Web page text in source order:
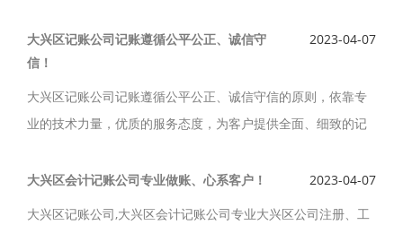
大兴区记账公司记账遵循公平公正、诚信守
信！
2023-04-07
大兴区记账公司记账遵循公平公正、诚信守信的原则，依靠专
业的技术力量，优质的服务态度，为客户提供全面、细致的记
资变更、纳税申报、是一家专业化程度高、服务周到、具有特
色的记账公司。
大兴区会计记账公司专业做账、心系客户！
2023-04-07
大兴区记账公司,大兴区会计记账公司专业大兴区公司注册、工